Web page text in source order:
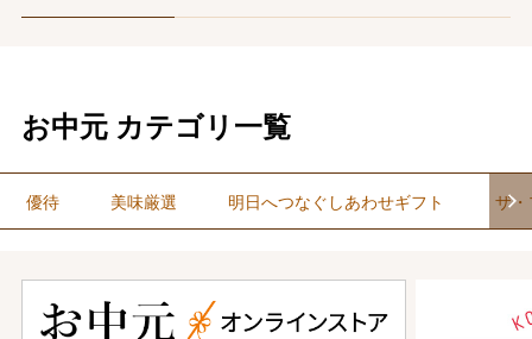
お中元 カテゴリ一覧
優待 美味厳選 明日へつなぐしあわせギフト ザ